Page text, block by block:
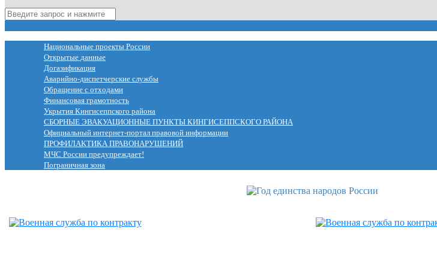
Национальные проекты России
Открытые данные
Догазификация
Аварийно-диспетчерские службы
Обращение с отходами
Финансовая грамотность
Укрытия Кингисеппского района
СБОРНЫЕ ЭВАКУАЦИОННЫЕ ПУНКТЫ КИНГИСЕППСКОГО РАЙОНА
Официальный интернет-портал правовой информации
ПРОФИЛАКТИКА ПРАВОНАРУШЕНИЙ
МЧС России предупреждает!
Пограничная зона